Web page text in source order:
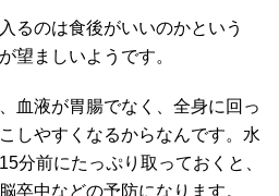
るのは食後がいいのかという
望ましいようです。
血液が胃腸でなく、全身に回っ
しやすくなるからなんです。水
分前にたっぷり取っておくと、
卒中などの予防になります。